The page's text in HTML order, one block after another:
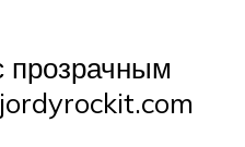
прозрачным